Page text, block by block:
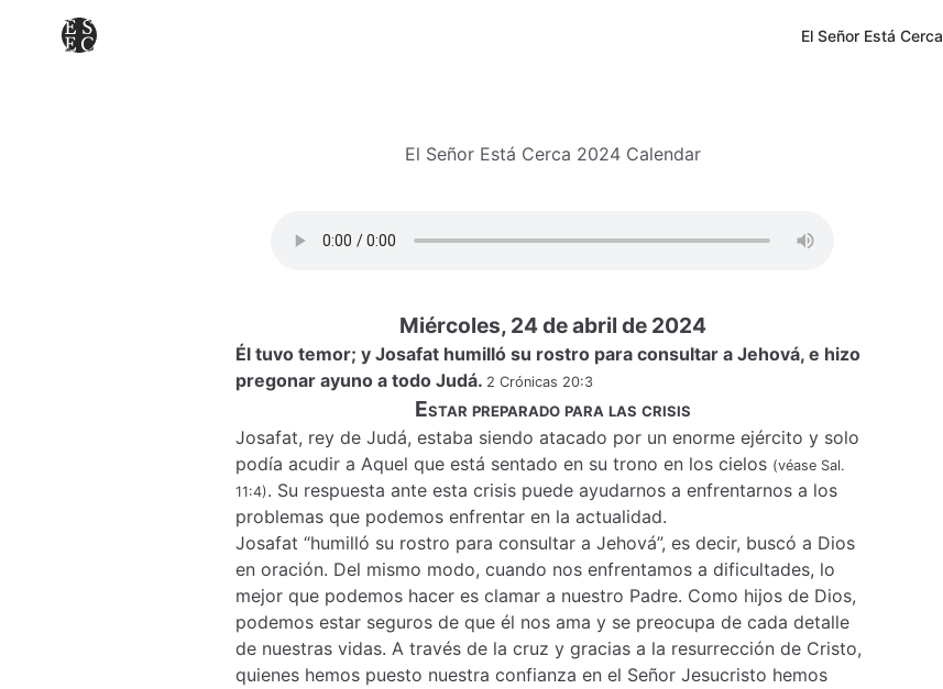
El Señor Está Cerca
El Señor Está Cerca 2024 Calendar
Miércoles, 24 de abril de 2024
Él tuvo temor; y Josafat humilló su rostro para consultar a Jehová, e hizo
pregonar ayuno a todo Judá. 2 Crónicas 20:3
Estar preparado para las crisis
Josafat, rey de Judá, estaba siendo atacado por un enorme ejército y solo
podía acudir a Aquel que está sentado en su trono en los cielos (véase Sal.
11:4). Su respuesta ante esta crisis puede ayudarnos a enfrentarnos a los
problemas que podemos enfrentar en la actualidad.
Josafat “humilló su rostro para consultar a Jehová”, es decir, buscó a Dios
en oración. Del mismo modo, cuando nos enfrentamos a dificultades, lo
mejor que podemos hacer es clamar a nuestro Padre. Como hijos de Dios,
podemos estar seguros de que él nos ama y se preocupa de cada detalle
de nuestras vidas. A través de la cruz y gracias a la resurrección de Cristo,
quienes hemos puesto nuestra confianza en el Señor Jesucristo hemos